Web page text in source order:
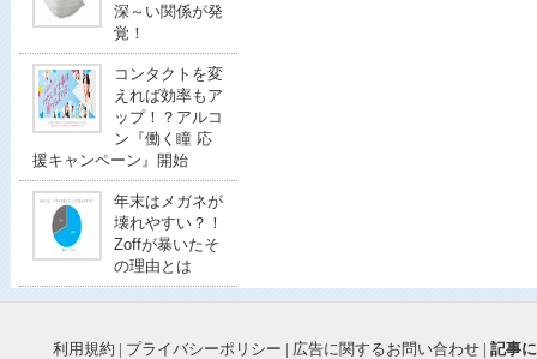
深～い関係が発
覚！
コンタクトを変
えれば効率もア
ップ！？アルコ
ン『働く瞳 応
援キャンペーン』開始
年末はメガネが
壊れやすい？！
Zoffが暴いたそ
の理由とは
利用規約 | プライバシーポリシー | 広告に関するお問い合わせ | 記事